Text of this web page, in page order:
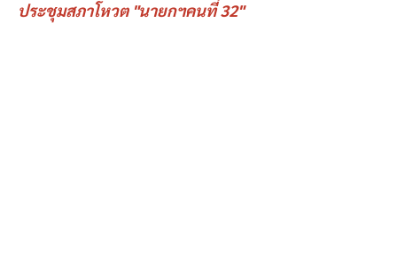
ประชุมสภาโหวต "นายกฯคนที่ 32"